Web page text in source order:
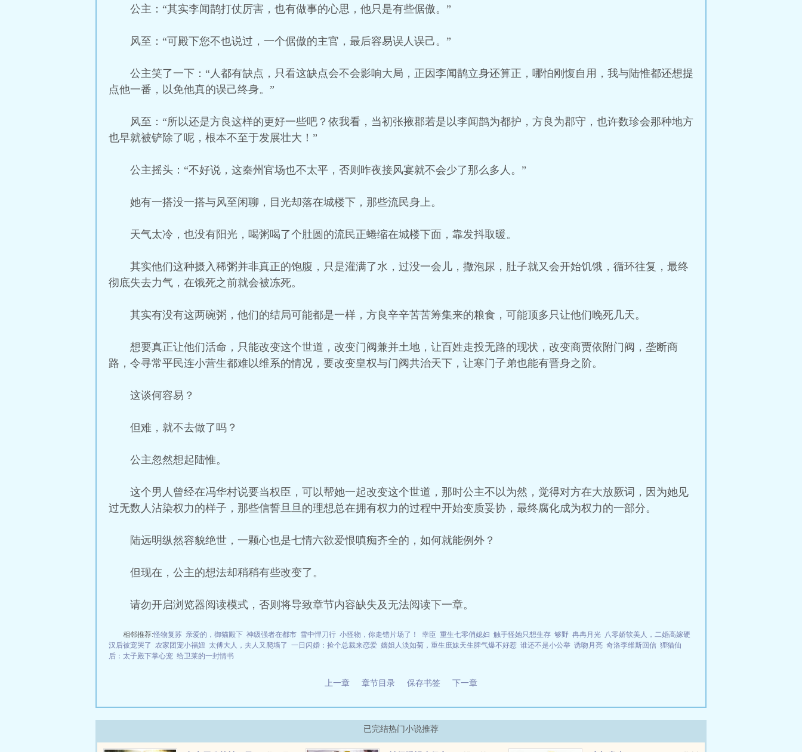
公主：“其实李闻鹊打仗厉害，也有做事的心思，他只是有些倨傲。”
风至：“可殿下您不也说过，一个倨傲的主官，最后容易误人误己。”
公主笑了一下：“人都有缺点，只看这缺点会不会影响大局，正因李闻鹊立身还算正，哪怕刚愎自用，我与陆惟都还想提
点他一番，以免他真的误己终身。”
风至：“所以还是方良这样的更好一些吧？依我看，当初张掖郡若是以李闻鹊为都护，方良为郡守，也许数珍会那种地方
也早就被铲除了呢，根本不至于发展壮大！”
公主摇头：“不好说，这秦州官场也不太平，否则昨夜接风宴就不会少了那么多人。”
她有一搭没一搭与风至闲聊，目光却落在城楼下，那些流民身上。
天气太冷，也没有阳光，喝粥喝了个肚圆的流民正蜷缩在城楼下面，靠发抖取暖。
其实他们这种摄入稀粥并非真正的饱腹，只是灌满了水，过没一会儿，撒泡尿，肚子就又会开始饥饿，循环往复，最终
彻底失去力气，在饿死之前就会被冻死。
其实有没有这两碗粥，他们的结局可能都是一样，方良辛辛苦苦筹集来的粮食，可能顶多只让他们晚死几天。
想要真正让他们活命，只能改变这个世道，改变门阀兼并土地，让百姓走投无路的现状，改变商贾依附门阀，垄断商
路，令寻常平民连小营生都难以维系的情况，要改变皇权与门阀共治天下，让寒门子弟也能有晋身之阶。
这谈何容易？
但难，就不去做了吗？
公主忽然想起陆惟。
这个男人曾经在冯华村说要当权臣，可以帮她一起改变这个世道，那时公主不以为然，觉得对方在大放厥词，因为她见
过无数人沾染权力的样子，那些信誓旦旦的理想总在拥有权力的过程中开始变质妥协，最终腐化成为权力的一部分。
陆远明纵然容貌绝世，一颗心也是七情六欲爱恨嗔痴齐全的，如何就能例外？
但现在，公主的想法却稍稍有些改变了。
请勿开启浏览器阅读模式，否则将导致章节内容缺失及无法阅读下一章。
相邻推荐:怪物复苏 亲爱的，御猫殿下 神级强者在都市 雪中悍刀行 小怪物，你走错片场了！ 幸臣 重生七零俏媳妇 触手怪她只想生存 够野 冉冉月光 八零娇软美人，二婚高嫁硬
汉后被宠哭了 农家团宠小福妞 太傅大人，夫人又爬墙了 一日闪婚：捡个总裁来恋爱 嫡姐人淡如菊，重生庶妹天生脾气爆不好惹 谁还不是小公举 诱吻月亮 奇洛李维斯回信 狸猫仙
后：太子殿下掌心宠 给卫莱的一封情书
上一章 章节目录 保存书签 下一章
已完结热门小说推荐